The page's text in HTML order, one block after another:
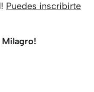
Puedes inscribirte
Milagro!